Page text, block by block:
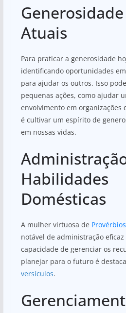
Atuais
Para praticar a generosidade
identificando oportunidades
para ajudar os outros. Isso
pequenas ações, como ajudar
envolvimento em organizações
é cultivar um espírito de
em nossas vidas.
Habilidades
Domésticas
A mulher virtuosa de
notável de administração eficaz
capacidade de gerenciar os
planejar para o futuro é
versículos.